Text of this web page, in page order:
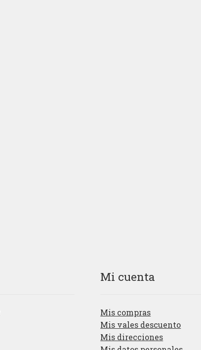
Mi cuenta
Mis compras
Mis vales descuento
Mis direcciones